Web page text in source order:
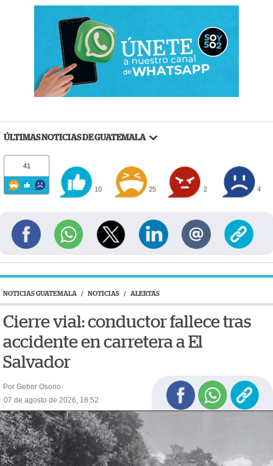
ÚLTIMAS NOTICIAS DE GUATEMALA
41
10 25 2 4
NOTICIAS GUATEMALA / NOTICIAS / ALERTAS
Cierre vial: conductor fallece tras
accidente en carretera a El
Salvador
Por Geber Osorio
07 de agosto de 2026, 18:52